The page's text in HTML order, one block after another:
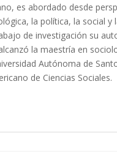
es abordado desde
la política, la social y
de investigación su
la maestría en
Autónoma de
de Ciencias Sociales.